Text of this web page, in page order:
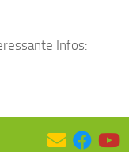
Infos: